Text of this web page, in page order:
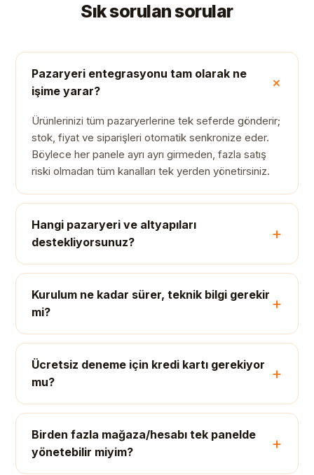
Sık sorulan sorular
Pazaryeri entegrasyonu tam olarak ne
işime yarar?
Ürünlerinizi tüm pazaryerlerine tek seferde gönderir;
stok, fiyat ve siparişleri otomatik senkronize eder.
Böylece her panele ayrı ayrı girmeden, fazla satış
riski olmadan tüm kanalları tek yerden yönetirsiniz.
Hangi pazaryeri ve altyapıları
destekliyorsunuz?
Kurulum ne kadar sürer, teknik bilgi gerekir
mi?
Ücretsiz deneme için kredi kartı gerekiyor
mu?
Birden fazla mağaza/hesabı tek panelde
yönetebilir miyim?